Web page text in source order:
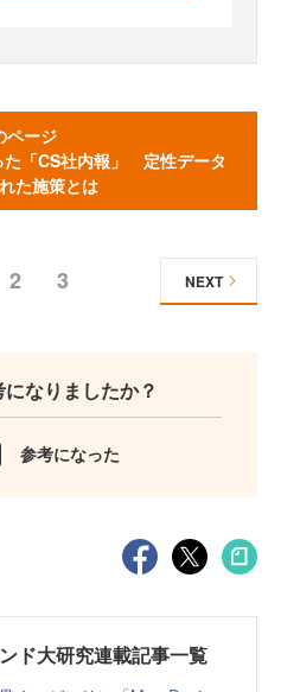
ページ
た「CS社内報」 定性データ
た施策とは
2 3 NEXT
なりましたか？
参考になった
ド大研究連載記事一覧